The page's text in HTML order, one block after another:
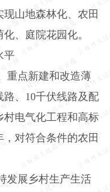
现山地森林化、农田
、庭院花园化。
平
重点新建和改造薄
、 10千伏线路及配
电气化工程和高标
，对符合条件的农田
发展乡村生产生活